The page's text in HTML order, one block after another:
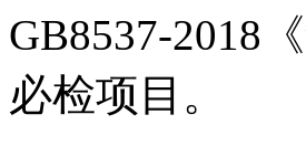
GB8537-2018
必检项目。